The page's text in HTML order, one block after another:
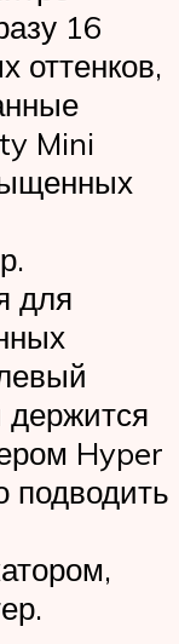
16
оттенков,
Mini
для
Hyper
подводить